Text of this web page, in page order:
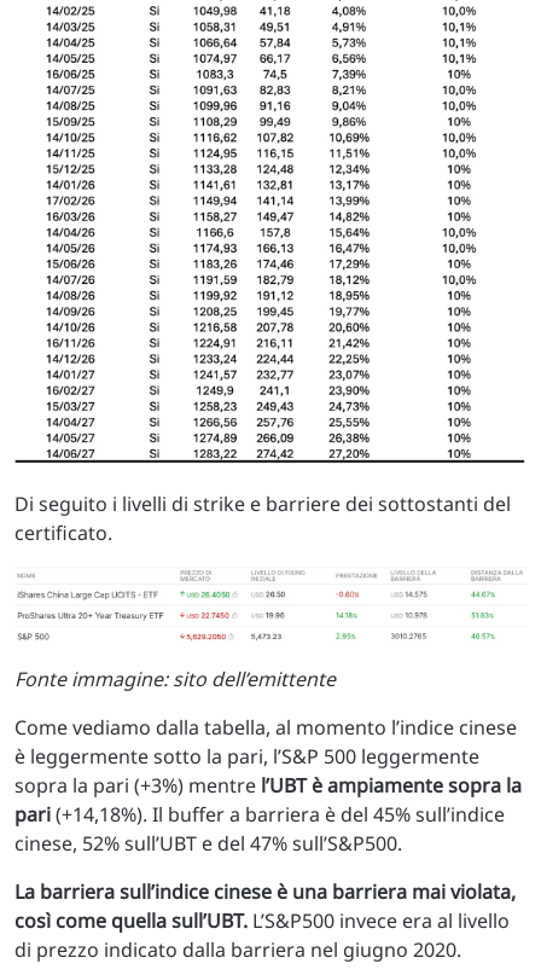
Di seguito i livelli di strike e barriere dei sottostanti del
certificato.
Fonte immagine: sito dell’emittente
Come vediamo dalla tabella, al momento l’indice cinese
è leggermente sotto la pari, l’S&P 500 leggermente
sopra la pari (+3%) mentre l’UBT è ampiamente sopra la
pari(+14,18%). Il buffer a barriera è del 45% sull’indice
cinese, 52% sull’UBT e del 47% sull’S&P500.
La barriera sull’indice cinese è una barriera mai violata,
così come quella sull’UBT. L’S&P500 invece era al livello
di prezzo indicato dalla barriera nel giugno 2020.